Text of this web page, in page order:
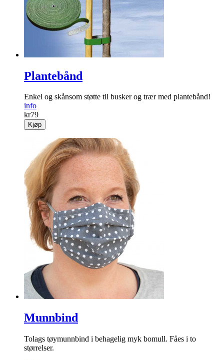
Plantebånd
Enkel og skånsom støtte til busker og trær med plantebånd!
info
kr79
Kjøp
Munnbind
Tolags tøymunnbind i behagelig myk bomull. Fåes i to
størrelser.